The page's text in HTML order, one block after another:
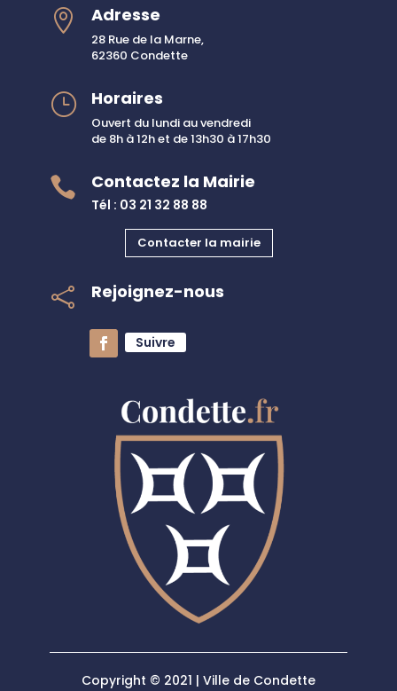
 Adresse
28 Rue de la Marne,
62360 Condette
} Horaires
Ouvert du lundi au vendredi
de 8h à 12h et de 13h30 à 17h30
 Contactez la Mairie
Tél : 03 21 32 88 88
Contacter la mairie
 Rejoignez-nous
Suivre
Copyright © 2021 | Ville de Condette